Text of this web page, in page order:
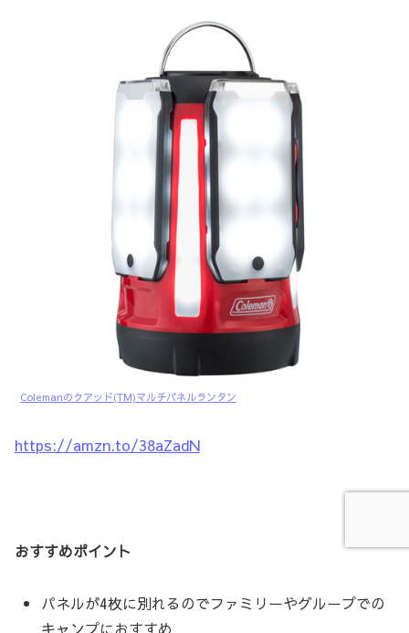
Colemanのクアッド(TM)マルチパネルランタン
https://amzn.to/38aZadN
おすすめポイント
パネルが4枚に別れるのでファミリーやグループでの
キャンプにおすすめ